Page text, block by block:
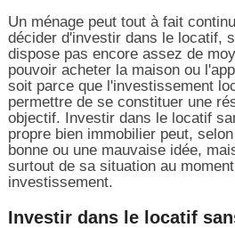
Un ménage peut tout à fait
décider d'investir dans le locatif,
dispose pas encore assez de
pouvoir acheter la maison ou
soit parce que l'investissement
permettre de se constituer une
objectif. Investir dans le locatif
propre bien immobilier peut,
bonne ou une mauvaise idée,
surtout de sa situation au
investissement.
Investir dans le locatif